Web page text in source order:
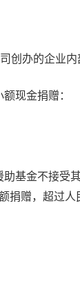
创办的企业
现金捐赠：
基金不接受
捐赠，超过人